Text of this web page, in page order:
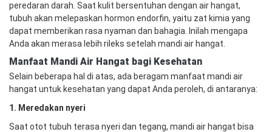
peredaran darah. Saat kulit bersentuhan dengan air hangat,
tubuh akan melepaskan hormon endorfin, yaitu zat kimia yang
dapat memberikan rasa nyaman dan bahagia. Inilah mengapa
Anda akan merasa lebih rileks setelah mandi air hangat.
Manfaat Mandi Air Hangat bagi Kesehatan
Selain beberapa hal di atas, ada beragam manfaat mandi air
hangat untuk kesehatan yang dapat Anda peroleh, di antaranya:
1. Meredakan nyeri
Saat otot tubuh terasa nyeri dan tegang, mandi air hangat bisa